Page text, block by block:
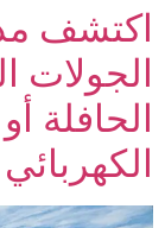
اكتشف
الجولات
الحافلة
الكهربائي